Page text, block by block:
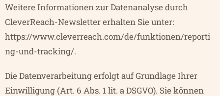
Weitere Informationen zur Datenanalyse durch
CleverReach-Newsletter erhalten Sie unter:
https://www.cleverreach.com/de/funktionen/reporti
ng-und-tracking/.
Die Datenverarbeitung erfolgt auf Grundlage Ihrer
Einwilligung (Art. 6 Abs. 1 lit. a DSGVO). Sie können